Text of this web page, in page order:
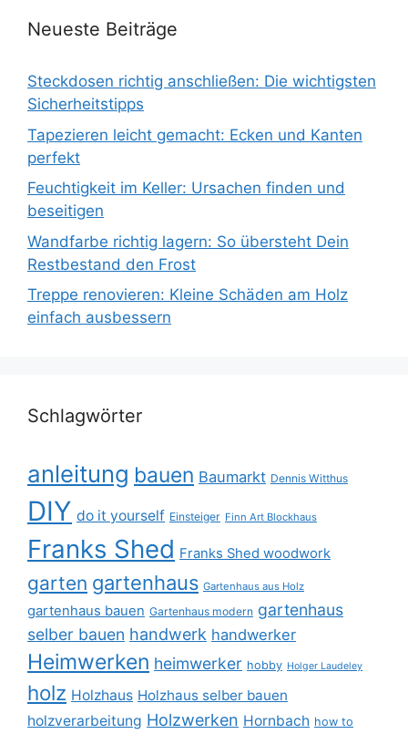
Neueste Beiträge
Steckdosen richtig anschließen: Die wichtigsten
Sicherheitstipps
Tapezieren leicht gemacht: Ecken und Kanten
perfekt
Feuchtigkeit im Keller: Ursachen finden und
beseitigen
Wandfarbe richtig lagern: So übersteht Dein
Restbestand den Frost
Treppe renovieren: Kleine Schäden am Holz
einfach ausbessern
Schlagwörter
anleitung bauen Baumarkt Dennis Witthus
DIY do it yourself Einsteiger Finn Art Blockhaus
Franks Shed Franks Shed woodwork
garten gartenhaus Gartenhaus aus Holz
gartenhaus bauen Gartenhaus modern gartenhaus
selber bauen handwerk handwerker
Heimwerken heimwerker hobby Holger Laudeley
holz Holzhaus Holzhaus selber bauen
holzverarbeitung Holzwerken Hornbach how to